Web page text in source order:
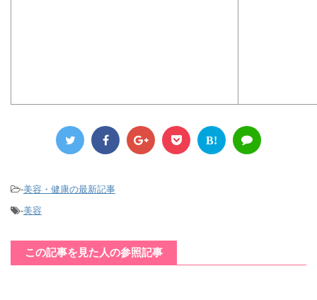
B!
-美容・健康の最新記事
-美容
この記事を見た人の参照記事